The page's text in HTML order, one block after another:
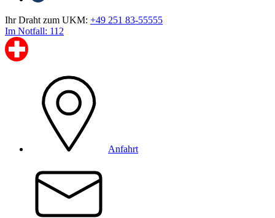
Ihr Draht zum UKM: +49 251 83-55555
Im Notfall: 112
Anfahrt